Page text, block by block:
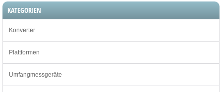
KATEGORIEN
Konverter
Plattformen
Umfangmessgeräte